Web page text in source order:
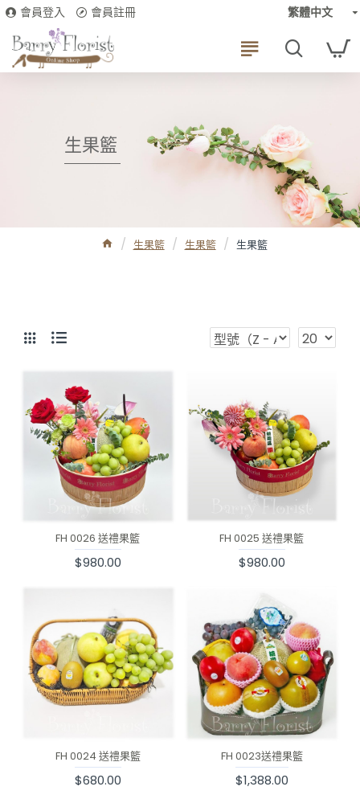
會員登入 會員註冊 繁體中文
生果籃 生果籃 生果籃
生果籃
FH 0026 送禮果籃
$980.00
FH 0025 送禮果籃
$980.00
FH 0024 送禮果籃
$680.00
FH 0023送禮果籃
$1,388.00